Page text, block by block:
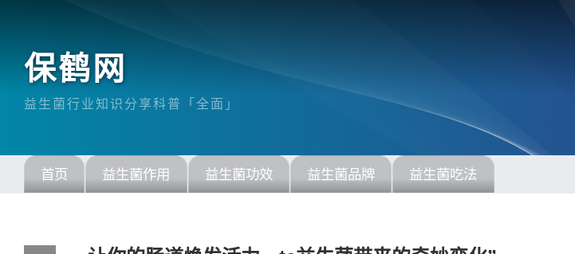
保鹤网
益生菌行业知识分享科普「全面」
首页 益生菌作用 益生菌功效 益生菌品牌 益生菌吃法